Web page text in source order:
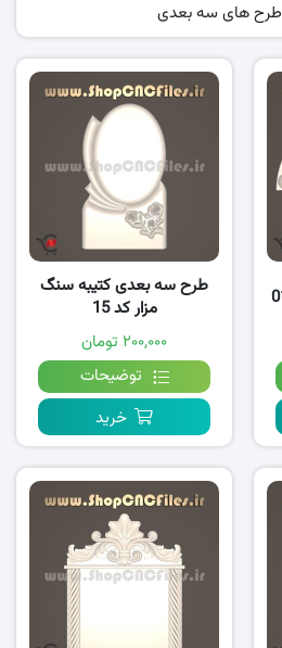
طرح های سه بعدی
طرح سه بعدی کتیبه سنگ
مزار کد 15
۲۰۰,۰۰۰ تومان
توضیحات
خرید